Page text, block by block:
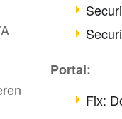
Portal:
Fix: